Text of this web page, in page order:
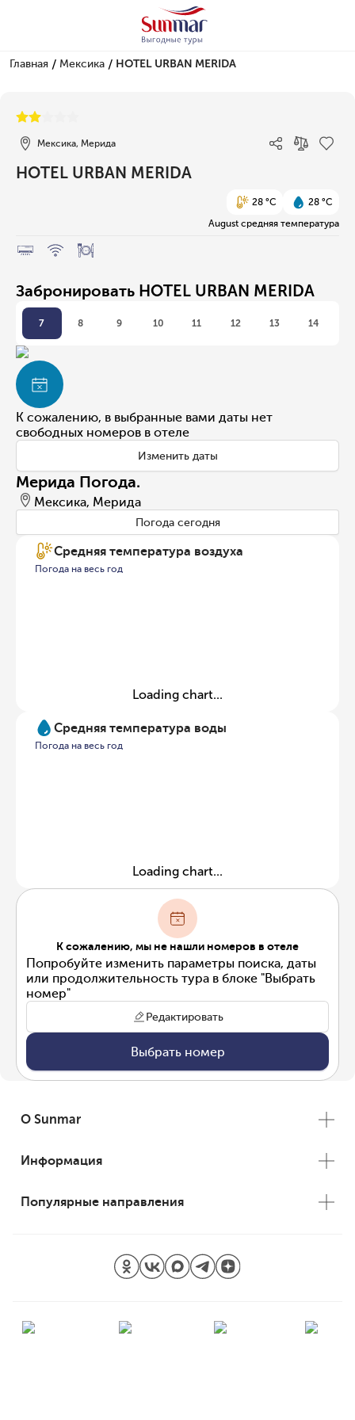
Главная / Мексика / HOTEL URBAN MERIDA
Мексика, Мерида
HOTEL URBAN MERIDA
28 °C
28 °C
August средняя температура
Забронировать HOTEL URBAN MERIDA
7 8 9 10 11 12 13 14
К сожалению, в выбранные вами даты нет
свободных номеров в отеле
Изменить даты
Мерида Погода.
Мексика, Мерида
Погода сегодня
Средняя температура воздуха
Погода на весь год
Loading chart...
Средняя температура воды
Погода на весь год
Loading chart...
К сожалению, мы не нашли номеров в отеле
Попробуйте изменить параметры поиска, даты
или продолжительность тура в блоке "Выбрать
номер"
Редактировать
Выбрать номер
О Sunmar
Информация
Популярные направления